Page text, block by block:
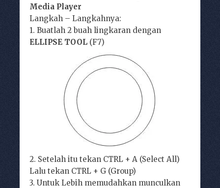
Media Player
Langkah – Langkahnya:
1. Buatlah 2 buah lingkaran dengan
ELLIPSE TOOL (F7)
2. Setelah itu tekan CTRL + A (Select All)
Lalu tekan CTRL + G (Group)
3. Untuk Lebih memudahkan munculkan